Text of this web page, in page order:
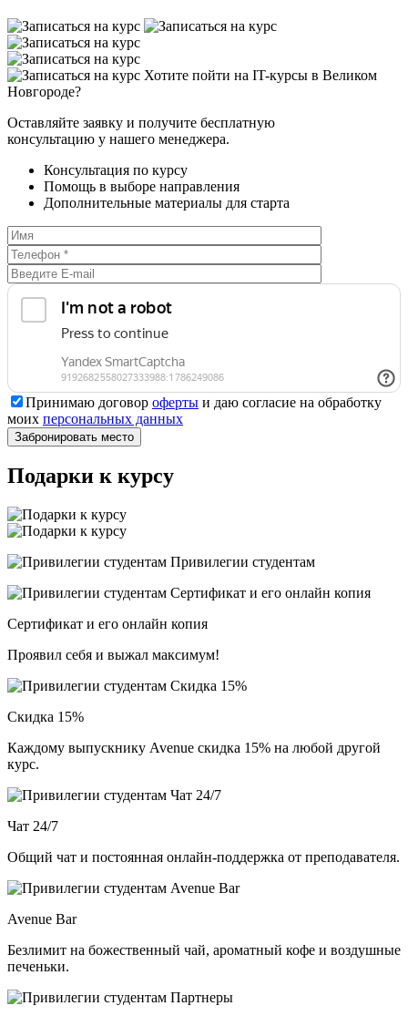
Хотите пойти на IT-курсы в Великом
Новгороде?
Оставляйте заявку и получите бесплатную
консультацию у нашего менеджера.
Консультация по курсу
Помощь в выборе направления
Дополнительные материалы для старта
Принимаю договор оферты и даю согласие на обработку
моих персональных данных
Подарки к курсу
Привилегии студентам
Сертификат и его онлайн копия
Проявил себя и выжал максимум!
Скидка 15%
Каждому выпускнику Avenue скидка 15% на любой другой
курс.
Чат 24/7
Общий чат и постоянная онлайн-поддержка от преподавателя.
Avenue Bar
Безлимит на божественный чай, ароматный кофе и воздушные
печеньки.